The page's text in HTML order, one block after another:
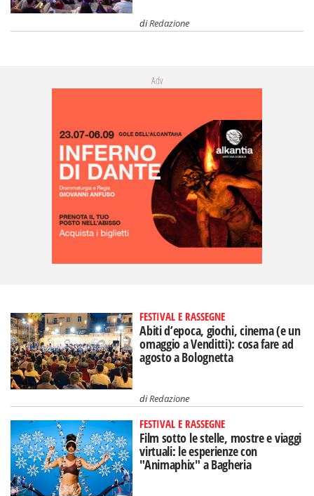
diRedazione
Adv
FESTIVAL E RASSEGNE
Abiti d’epoca, giochi, cinema (e un
omaggio a Venditti): cosa fare ad
agosto a Bolognetta
diRedazione
FESTIVAL E RASSEGNE
Film sotto le stelle, mostre e viaggi
virtuali: le esperienze con
"Animaphix" a Bagheria